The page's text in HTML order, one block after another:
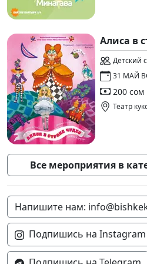
Алиса в
Детский
31 МАЙ
200 сом
Театр
Все мероприятия в
Напишите нам:
Подпишись на Instagram